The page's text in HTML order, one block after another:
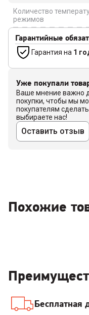
Количество
режимов
Гарантийные
Гарантия на 1
Уже покупали
Ваше мнение важно
покупки, чтобы мы
покупателям
выбираете нас!
Оставить отзыв
Похожие
Бесплатная